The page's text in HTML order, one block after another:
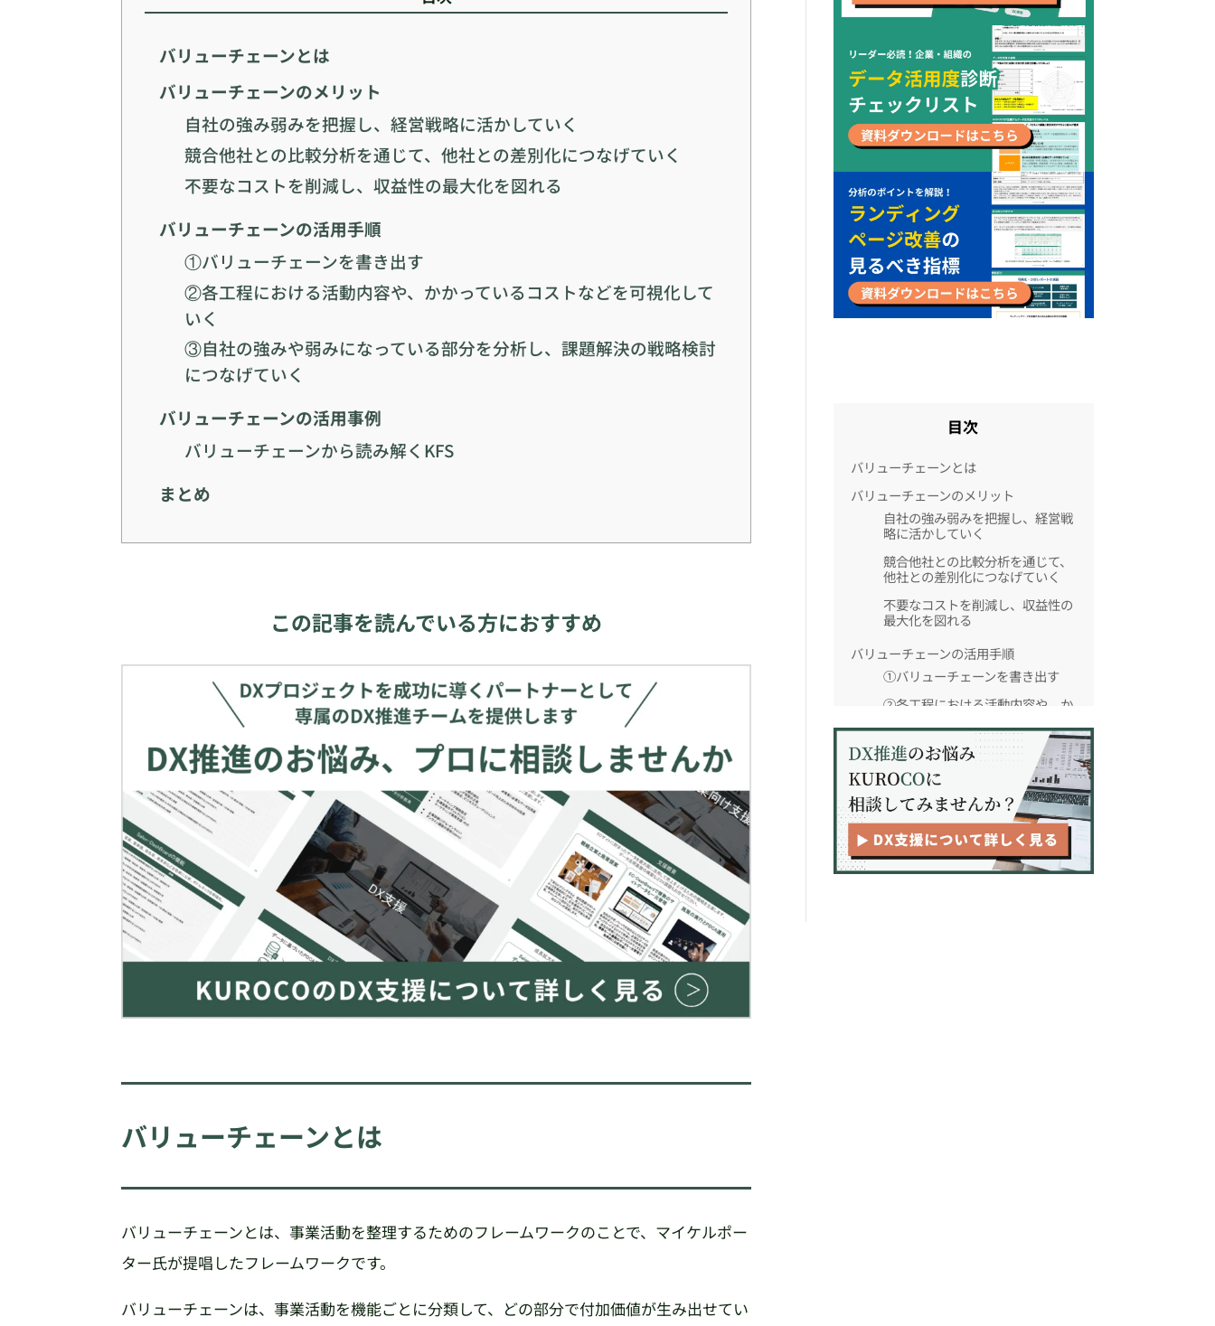
バリューチェーンとは
バリューチェーンのメリット
自社の強み弱みを把握し、経営戦略に活かしていく
競合他社との比較分析を通じて、他社との差別化につなげていく
不要なコストを削減し、収益性の最大化を図れる
バリューチェーンの活用手順
①バリューチェーンを書き出す
②各工程における活動内容や、かかっているコストなどを可視化して
いく
③自社の強みや弱みになっている部分を分析し、課題解決の戦略検討
につなげていく
バリューチェーンの活用事例
バリューチェーンから読み解くKFS
まとめ
この記事を読んでいる方におすすめ
バリューチェーンとは
バリューチェーンとは、事業活動を整理するためのフレームワークのことで、マイケルポー
ター氏が提唱したフレームワークです。
バリューチェーンは、事業活動を機能ごとに分類して、どの部分で付加価値が生み出せてい
目次
バリューチェーンとは
バリューチェーンのメリット
自社の強み弱みを把握し、経営戦
略に活かしていく
競合他社との比較分析を通じて、
他社との差別化につなげていく
不要なコストを削減し、収益性の
最大化を図れる
バリューチェーンの活用手順
①バリューチェーンを書き出す
②各工程における活動内容や、か
ていく
③自社の強みや弱みになっている
部分を分析し、課題解決の戦略検
討につなげていく
バリューチェーンの活用事例
バリューチェーンから読み解く
KFS